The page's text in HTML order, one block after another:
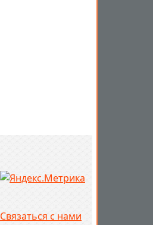
Связаться с нами